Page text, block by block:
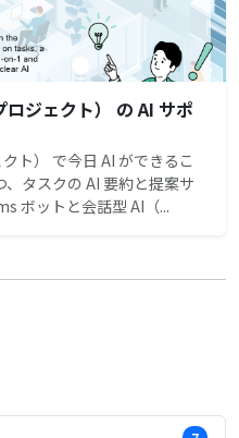
ジェクト） の AI サポ
ト） で今日 AI ができるこ
、タスクの AI 要約と提案サ
ボットと会話型 AI（...